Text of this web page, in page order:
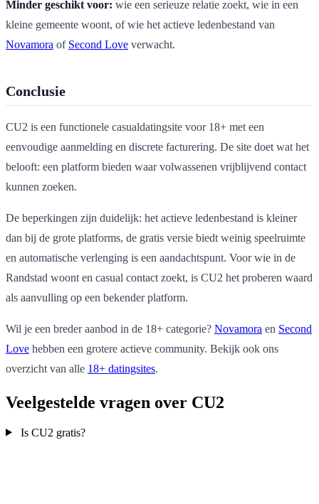
Minder geschikt voor: wie een serieuze relatie zoekt, wie in een
kleine gemeente woont, of wie het actieve ledenbestand van
Novamora of Second Love verwacht.
Conclusie
CU2 is een functionele casualdatingsite voor 18+ met een
eenvoudige aanmelding en discrete facturering. De site doet wat het
belooft: een platform bieden waar volwassenen vrijblijvend contact
kunnen zoeken.
De beperkingen zijn duidelijk: het actieve ledenbestand is kleiner
dan bij de grote platforms, de gratis versie biedt weinig speelruimte
en automatische verlenging is een aandachtspunt. Voor wie in de
Randstad woont en casual contact zoekt, is CU2 het proberen waard
als aanvulling op een bekender platform.
Wil je een breder aanbod in de 18+ categorie? Novamora en Second
Love hebben een grotere actieve community. Bekijk ook ons
overzicht van alle 18+ datingsites.
Veelgestelde vragen over CU2
Is CU2 gratis?